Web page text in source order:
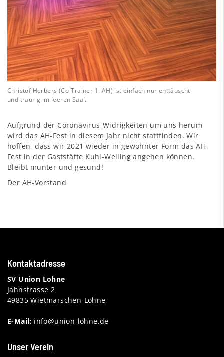
Christof Herbers (Co-Trainer 1. AH) ist einfach nur enttäuscht
und traurig im leeren Saal.
Aufgrund der Coronavirus-Widrigkeiten um uns herum
wird das AH-Fest in diesem Jahr nicht stattfinden. Wir
hoffen, dass wir 2021 wieder in gewohnter Form das AH-
Fest in der Gaststätte Kuhl-Welling angehen können.
Bleibt munter und gesund!
Der AH-Vorstand
Kontaktadresse
SV Union Lohne
Jahnstrasse 2
49835 Wietmarschen-Lohne
E-Mail: info@union-lohne.de
Unser Verein